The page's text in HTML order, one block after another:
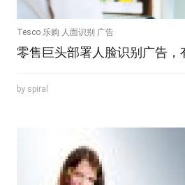
Tesco 乐购 人面识别 广告
零售巨头部署人脸识别广告，
by spiral